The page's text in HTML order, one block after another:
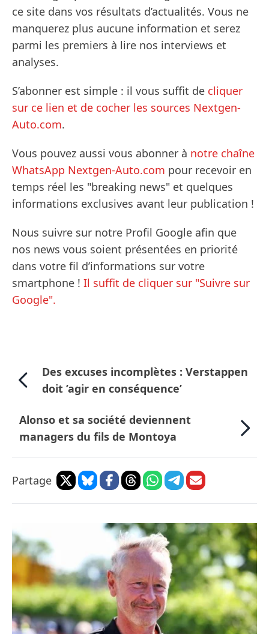
ce site dans vos résultats d’actualités. Vous ne
manquerez plus aucune information et serez
parmi les premiers à lire nos interviews et
analyses.
S’abonner est simple : il vous suffit de cliquer
sur ce lien et de cocher les sources Nextgen-
Auto.com.
Vous pouvez aussi vous abonner à notre chaîne
WhatsApp Nextgen-Auto.com pour recevoir en
temps réel les "breaking news" et quelques
informations exclusives avant leur publication !
Nous suivre sur notre Profil Google afin que
nos news vous soient présentées en priorité
dans votre fil d’informations sur votre
smartphone ! Il suffit de cliquer sur "Suivre sur
Google".
Des excuses incomplètes : Verstappen
doit ’agir en conséquence’
Alonso et sa société deviennent
managers du fils de Montoya
Partage